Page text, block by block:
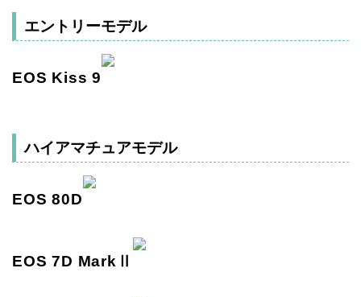
エントリーモデル
EOS Kiss 9
ハイアマチュアモデル
EOS 80D
EOS 7D MarkⅡ